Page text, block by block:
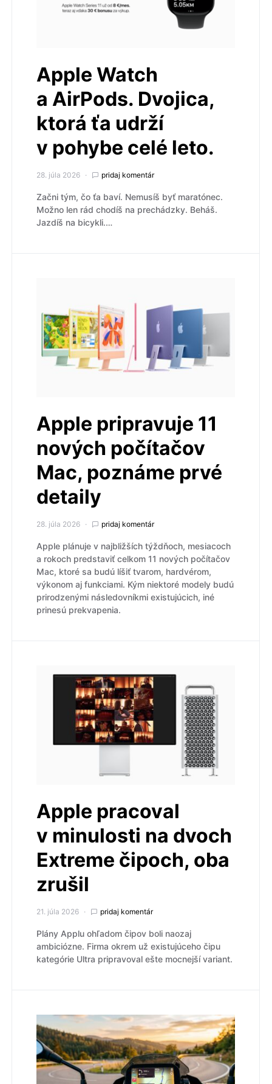
Apple Watch
a AirPods. Dvojica,
ktorá ťa udrží
v pohybe celé leto.
28. júla 2026 pridaj komentár
Začni tým, čo ťa baví. Nemusíš byť maratónec.
Možno len rád chodíš na prechádzky. Beháš.
Jazdíš na bicykli.…
Apple pripravuje 11
nových počítačov
Mac, poznáme prvé
detaily
28. júla 2026 pridaj komentár
Apple plánuje v najbližších týždňoch, mesiacoch
a rokoch predstaviť celkom 11 nových počítačov
Mac, ktoré sa budú líšiť tvarom, hardvérom,
výkonom aj funkciami. Kým niektoré modely budú
prirodzenými následovníkmi existujúcich, iné
prinesú prekvapenia.
Apple pracoval
v minulosti na dvoch
Extreme čipoch, oba
zrušil
21. júla 2026 pridaj komentár
Plány Applu ohľadom čipov boli naozaj
ambiciózne. Firma okrem už existujúceho čipu
kategórie Ultra pripravoval ešte mocnejší variant.